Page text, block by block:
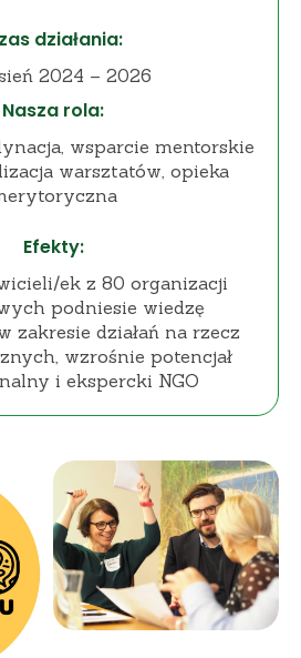
działania:
2024 – 2026
Nasza rola:
wsparcie mentorskie
warsztatów, opieka
Efekty:
ek z 80 organizacji
podniesie wiedzę
zakresie działań na rzecz
wzrośnie potencjał
i ekspercki NGO